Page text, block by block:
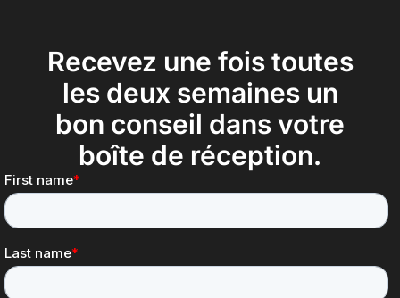
Recevez une fois toutes
les deux semaines un
bon conseil dans votre
boîte de réception.